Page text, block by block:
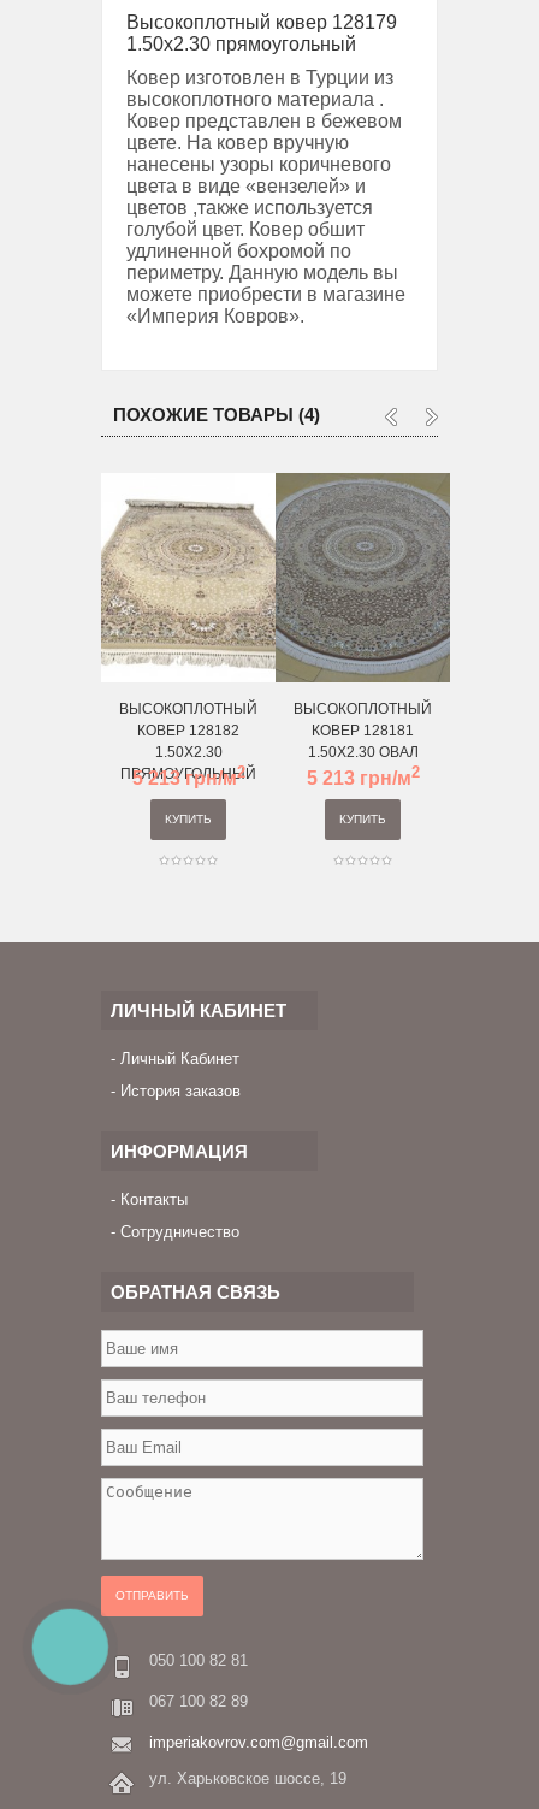
Высокоплотный ковер 128179
1.50x2.30 прямоугольный
Ковер изготовлен в Турции из
высокоплотного материала .
Ковер представлен в бежевом
цвете. На ковер вручную
нанесены узоры коричневого
цвета в виде «вензелей» и
цветов ,также используется
голубой цвет. Ковер обшит
удлиненной бохромой по
периметру. Данную модель вы
можете приобрести в магазине
«Империя Ковров».
ПОХОЖИЕ ТОВАРЫ (4)
ВЫСОКОПЛОТНЫЙ
КОВЕР 128182
1.50X2.30
ПРЯМОУГОЛЬНЫЙ
5 213 грн/м2
КУПИТЬ
ВЫСОКОПЛОТНЫЙ
КОВЕР 128181
1.50X2.30 ОВАЛ
5 213 грн/м2
КУПИТЬ
ЛИЧНЫЙ КАБИНЕТ
Личный Кабинет
История заказов
ИНФОРМАЦИЯ
Контакты
Сотрудничество
ОБРАТНАЯ СВЯЗЬ
ОТПРАВИТЬ
050 100 82 81
067 100 82 89
imperiakovrov.com@gmail.com
ул. Харьковское шоссе, 19